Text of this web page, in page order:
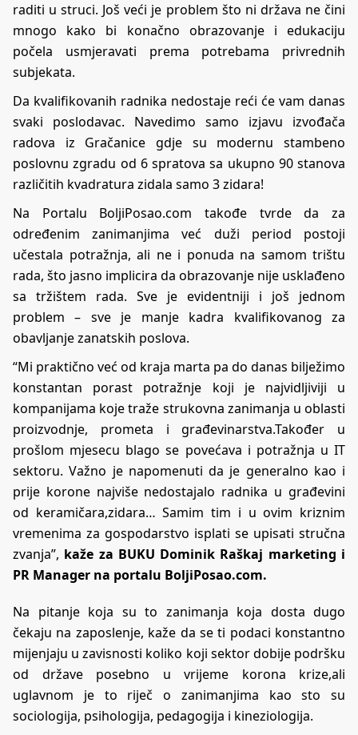
raditi u struci. Još veći je problem što ni država ne čini
mnogo kako bi konačno obrazovanje i edukaciju
počela usmjeravati prema potrebama privrednih
subjekata.
Da kvalifikovanih radnika nedostaje reći će vam danas
svaki poslodavac. Navedimo samo izjavu izvođača
radova iz Gračanice gdje su modernu stambeno
poslovnu zgradu od 6 spratova sa ukupno 90 stanova
različitih kvadratura zidala samo 3 zidara!
Na Portalu BoljiPosao.com takođe tvrde da za
određenim zanimanjima već duži period postoji
učestala potražnja, ali ne i ponuda na samom trištu
rada, što jasno implicira da obrazovanje nije usklađeno
sa tržištem rada. Sve je evidentniji i još jednom
problem – sve je manje kadra kvalifikovanog za
obavljanje zanatskih poslova.
“Mi praktično već od kraja marta pa do danas bilježimo
konstantan porast potražnje koji je najvidljiviji u
kompanijama koje traže strukovna zanimanja u oblasti
proizvodnje, prometa i građevinarstva.Također u
prošlom mjesecu blago se povećava i potražnja u IT
sektoru. Važno je napomenuti da je generalno kao i
prije korone najviše nedostajalo radnika u građevini
od keramičara,zidara… Samim tim i u ovim kriznim
vremenima za gospodarstvo isplati se upisati stručna
zvanja”, kaže za BUKU Dominik Raškaj marketing i
PR Manager na portalu BoljiPosao.com.
Na pitanje koja su to zanimanja koja dosta dugo
čekaju na zaposlenje, kaže da se ti podaci konstantno
mijenjaju u zavisnosti koliko koji sektor dobije podršku
od države posebno u vrijeme korona krize,ali
uglavnom je to riječ o zanimanjima kao sto su
sociologija, psihologija, pedagogija i kineziologija.